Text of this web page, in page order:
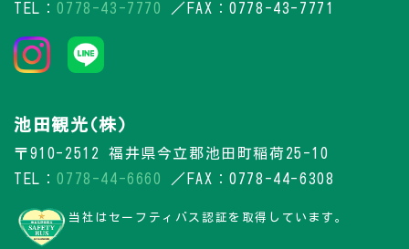
TEL：0778-43-7770 ／FAX：0778-43-7771
池田観光(株)
〒910-2512 福井県今立郡池田町稲荷25-10
TEL：0778-44-6660 ／FAX：0778-44-6308
当社はセーフティバス認証を取得しています。